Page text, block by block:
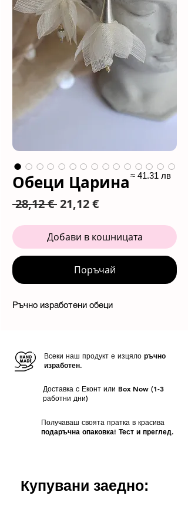
Обеци Царина
28,12 € Редовна
21,12 €Продажна
Добави в кошницата
Поръчай
Ръчно изработени обеци
≈ 41.31 лв
Всеки наш продукт е изцяло ръчно
изработен.
Доставка с Еконт или Box Now (1-3
работни дни)
Получаваш своята пратка в красива
подаръчна опаковка! Тест и преглед.
Купувани заедно: